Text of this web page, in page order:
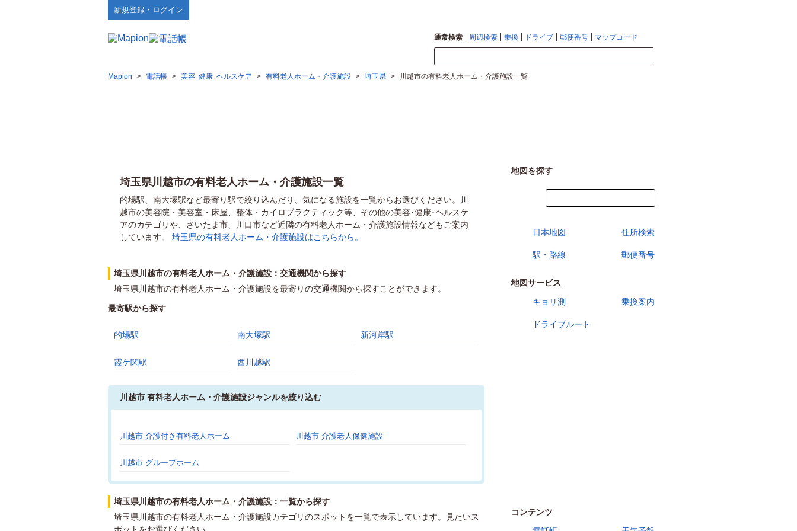
新規登録・ログイン
通常検索 周辺検索 乗換 ドライブ 郵便番号 マップコード
Mapion > 電話帳 > 美容･健康･ヘルスケア > 有料老人ホーム・介護施設 > 埼玉県 > 川越市の有料老人ホーム・介護施設一覧
埼玉県川越市の有料老人ホーム・介護施設一覧
的場駅、南大塚駅など最寄り駅で絞り込んだり、気になる施設を一覧からお選びください。川
越市の美容院・美容室・床屋、整体・カイロプラクティック等、その他の美容･健康･ヘルスケ
アのカテゴリや、さいたま市、川口市など近隣の有料老人ホーム・介護施設情報などもご案内
しています。 埼玉県の有料老人ホーム・介護施設はこちらから。
埼玉県川越市の有料老人ホーム・介護施設：交通機関から探す
埼玉県川越市の有料老人ホーム・介護施設を最寄りの交通機関から探すことができます。
最寄駅から探す
的場駅 南大塚駅 新河岸駅
霞ケ関駅 西川越駅
川越市 有料老人ホーム・介護施設ジャンルを絞り込む
川越市 介護付き有料老人ホーム 川越市 介護老人保健施設
川越市 グループホーム
埼玉県川越市の有料老人ホーム・介護施設：一覧から探す
埼玉県川越市の有料老人ホーム・介護施設カテゴリのスポットを一覧で表示しています。見たいス
地図を探す
日本地図 住所検索
駅・路線 郵便番号
地図サービス
キョリ測
乗換案内
ドライブルート
コンテンツ